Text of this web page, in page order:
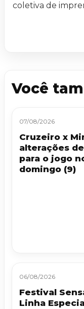
coletiva de
Você
07/08/2026
Cruzeiro x
alterações
para o jogo
domingo (9)
06/08/2026
Festival
Linha